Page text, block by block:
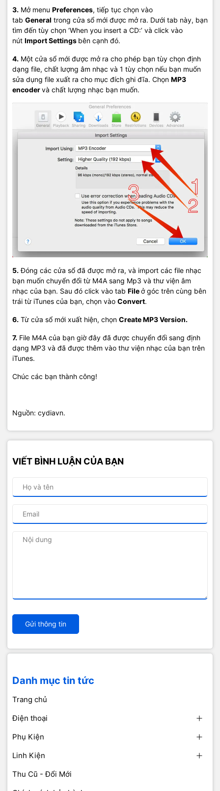
3. Mở menu Preferences, tiếp tục chọn vào
tab General trong cửa sổ mới được mở ra. Dưới tab này, bạn
tìm đến tùy chọn ‘When you insert a CD:’ và click vào
nút Import Settings bên cạnh đó.
4. Một cửa sổ mới được mở ra cho phép bạn tùy chọn định
dạng file, chất lượng âm nhạc và 1 tùy chọn nếu bạn muốn
sửa dụng file xuất ra cho mục đích ghi đĩa. Chọn MP3
encodervà chất lượng nhạc bạn muốn.
5.Đóng các cửa sổ đã được mở ra, và import các file nhạc
bạn muốn chuyển đổi từ M4A sang Mp3 và thư viện âm
nhạc của bạn. Sau đó click vào tab Fileở góc trên cùng bên
trái từ iTunes của bạn, chọn vào Convert.
6. Từ cửa sổ mới xuất hiện, chọn Create MP3 Version.
7. File M4A của bạn giờ đây đã được chuyển đổi sang định
dạng MP3 và đã được thêm vào thư viện nhạc của bạn trên
iTunes.
Chúc các bạn thành công!
Nguồn: cydiavn.
VIẾT BÌNH LUẬN CỦA BẠN
Gửi thông tin
Danh mục tin tức
Trang chủ
Điện thoại
Phụ Kiện
Linh Kiện
Thu Cũ - Đổi Mới